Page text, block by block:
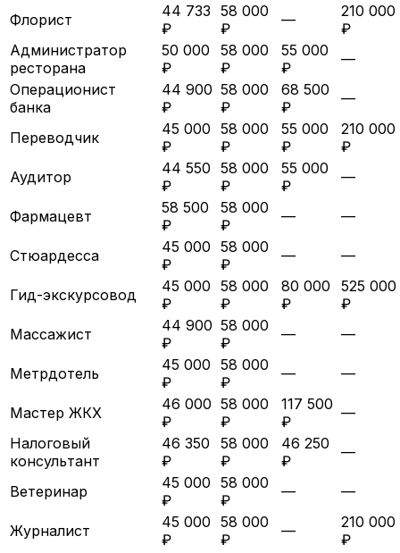
Флорист
44 733
₽
58 000
₽
—
210 000
₽
Администратор
ресторана
50 000
₽
58 000
₽
55 000
₽
—
Операционист
банка
44 900
₽
58 000
₽
68 500
₽
—
Переводчик
45 000
₽
58 000
₽
55 000
₽
210 000
₽
Аудитор
44 550
₽
58 000
₽
55 000
₽
—
Фармацевт
58 500
₽
58 000
₽
— —
Стюардесса
45 000
₽
58 000
₽
— —
Гид-экскурсовод
45 000
₽
58 000
₽
80 000
₽
525 000
₽
Массажист
44 900
₽
58 000
₽
— —
Метрдотель
45 000
₽
58 000
₽
— —
Мастер ЖКХ
46 000
₽
58 000
₽
117 500
₽
—
Налоговый
консультант
46 350
₽
58 000
₽
46 250
₽
—
Ветеринар
45 000
₽
58 000
₽
— —
Журналист
45 000
₽
58 000
₽
—
210 000
₽